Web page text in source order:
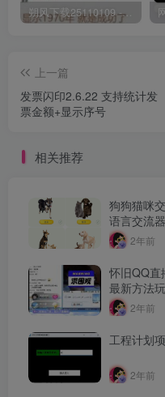
朔风下载25110109 -磁力下载神器-去VIP限制版本
上一篇
发票闪印2.6.22 支持统计发
票金额+显示序号
相关推荐
狗狗猫咪
语言交流器
2年前
怀旧QQ直
最新方法
2年前
工程计划
2年前